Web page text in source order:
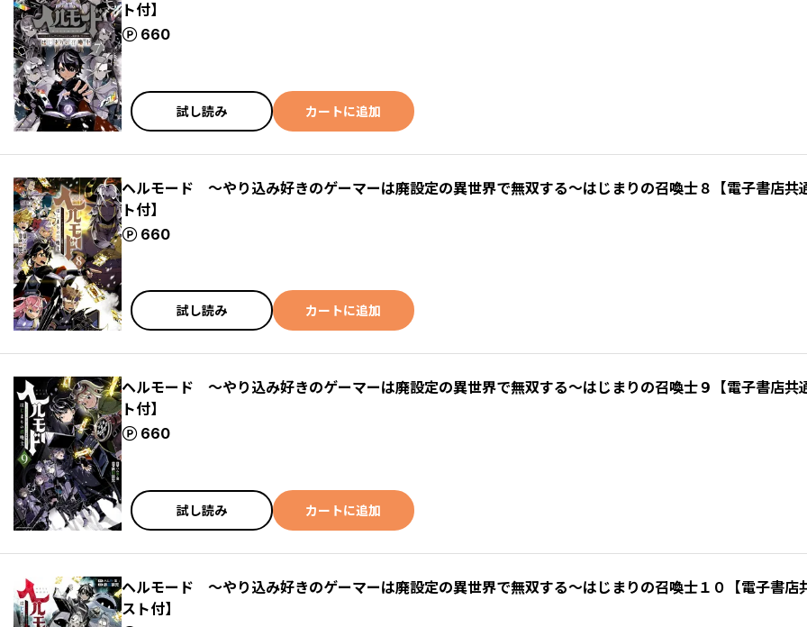
ト付】
660
ポイント
試し読み カートに追加
ヘルモード ～やり込み好きのゲーマーは廃設定の異世界で無双する～はじまりの召喚士８【電子書店共
ト付】
660
ポイント
試し読み カートに追加
ヘルモード ～やり込み好きのゲーマーは廃設定の異世界で無双する～はじまりの召喚士９【電子書店共
ト付】
660
ポイント
試し読み カートに追加
ヘルモード ～やり込み好きのゲーマーは廃設定の異世界で無双する～はじまりの召喚士１０【電子書店
スト付】